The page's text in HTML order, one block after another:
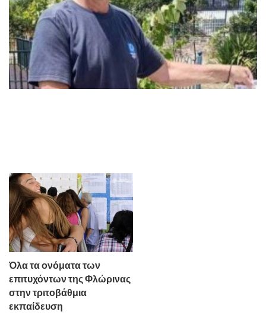
Όλα τα ονόματα των
επιτυχόντων της Φλώρινας
στην τριτοβάθμια
εκπαίδευση